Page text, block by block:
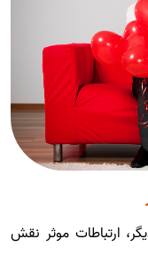
ارتباطات موثر نقش